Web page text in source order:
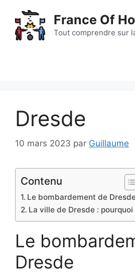
contenu
France Of
Tout comprendre sur
Dresde
10 mars 2023 par Guillaume
Contenu
Le bombardement de
La ville de Dresde : pourquoi
Le
Dresde